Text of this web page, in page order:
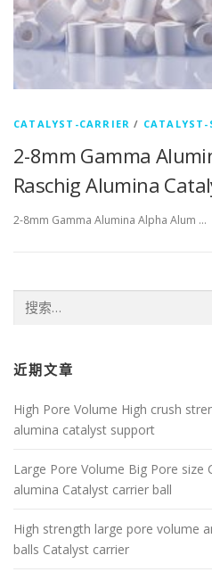
CATALYST-CARRIER / CATALYST-
2-8mm Gamma
Raschig Alumina
2-8mm Gamma Alumina Alpha Alum …
索：
近期文章
High Pore Volume High crush
alumina catalyst support
Large Pore Volume Big Pore size
alumina Catalyst carrier ball
High strength large pore volume
balls Catalyst carrier